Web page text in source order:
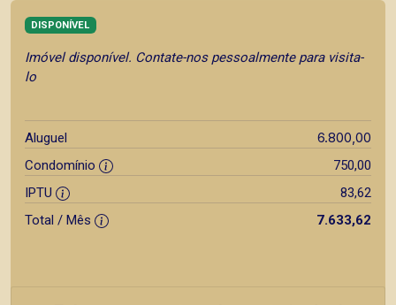
DISPONÍVEL
Imóvel disponível. Contate-nos pessoalmente para visita-
lo
Aluguel 6.800,00
Condomínio
750,00
IPTU
83,62
Total / Mês
7.633,62